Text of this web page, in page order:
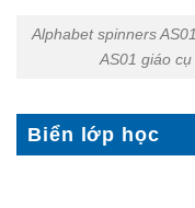
Alphabet spinners
AS01 giáo
Biển lớp học